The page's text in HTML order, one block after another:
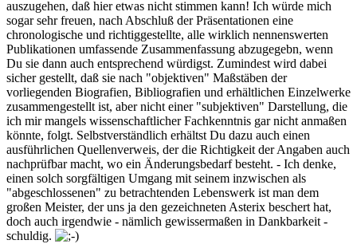
auszugehen, daß hier etwas nicht stimmen kann! Ich würde mich
sogar sehr freuen, nach Abschluß der Präsentationen eine
chronologische und richtiggestellte, alle wirklich nennenswerten
Publikationen umfassende Zusammenfassung abzugegebn, wenn
Du sie dann auch entsprechend würdigst. Zumindest wird dabei
sicher gestellt, daß sie nach "objektiven" Maßstäben der
vorliegenden Biografien, Bibliografien und erhältlichen Einzelwerke
zusammengestellt ist, aber nicht einer "subjektiven" Darstellung, die
ich mir mangels wissenschaftlicher Fachkenntnis gar nicht anmaßen
könnte, folgt. Selbstverständlich erhältst Du dazu auch einen
ausführlichen Quellenverweis, der die Richtigkeit der Angaben auch
nachprüfbar macht, wo ein Änderungsbedarf besteht. - Ich denke,
einen solch sorgfältigen Umgang mit seinem inzwischen als
"abgeschlossenen" zu betrachtenden Lebenswerk ist man dem
großen Meister, der uns ja den gezeichneten Asterix beschert hat,
doch auch irgendwie - nämlich gewissermaßen in Dankbarkeit -
schuldig.